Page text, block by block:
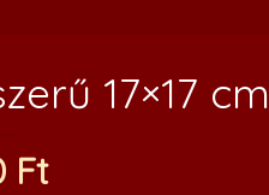
17×17 cm
Ft